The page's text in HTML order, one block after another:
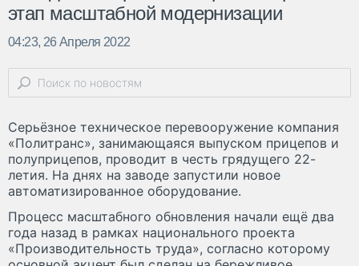
этап масштабной модернизации
04:23, 26 Апреля 2022
Серьёзное техническое перевооружение компания
«Политранс», занимающаяся выпуском прицепов и
полуприцепов, проводит в честь грядущего 22-
летия. На днях на заводе запустили новое
автоматизированное оборудование.
Процесс масштабного обновления начали ещё два
года назад в рамках национального проекта
«Производительность труда», согласно которому